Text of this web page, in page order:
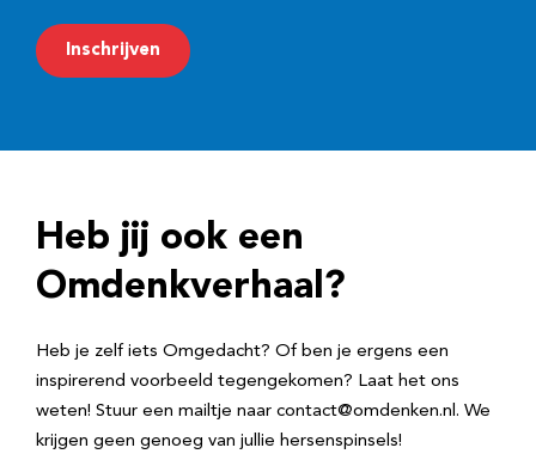
m
a
r
e
Inschrijven
Heb jij ook een
Omdenkverhaal?
Heb je zelf iets Omgedacht? Of ben je ergens een
inspirerend voorbeeld tegengekomen? Laat het ons
weten! Stuur een mailtje naar contact@omdenken.nl. We
krijgen geen genoeg van jullie hersenspinsels!